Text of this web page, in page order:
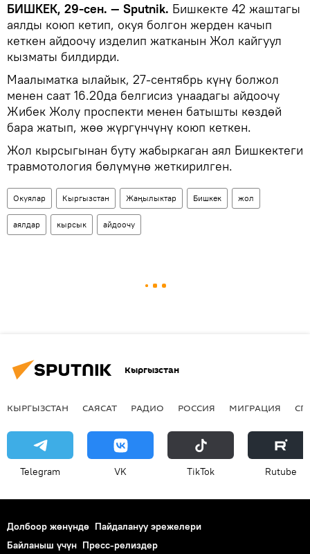
БИШКЕК, 29-сен. — Sputnik. Бишкекте 42 жаштагы
аялды коюп кетип, окуя болгон жерден качып
кеткен айдоочу изделип жатканын Жол кайгуул
кызматы билдирди.
Маалыматка ылайык, 27-сентябрь күнү болжол
менен саат 16.20да белгисиз унаадагы айдоочу
Жибек Жолу проспекти менен батышты көздөй
бара жатып, жөө жүргүнчүнү коюп кеткен.
Жол кырсыгынан буту жабыркаган аял Бишкектеги
травмотология бөлүмүнө жеткирилген.
Окуялар Кыргызстан Жаңылыктар Бишкек жол
аялдар кырсык айдоочу
Кыргызстан
КЫРГЫЗСТАН САЯСАТ РАДИО РОССИЯ МИГРАЦИЯ
Telegram VK ТikТоk Rutube
Долбоор жөнүндө Пайдалануу эрежелери
Байланыш үчүн Пресс-релиздер